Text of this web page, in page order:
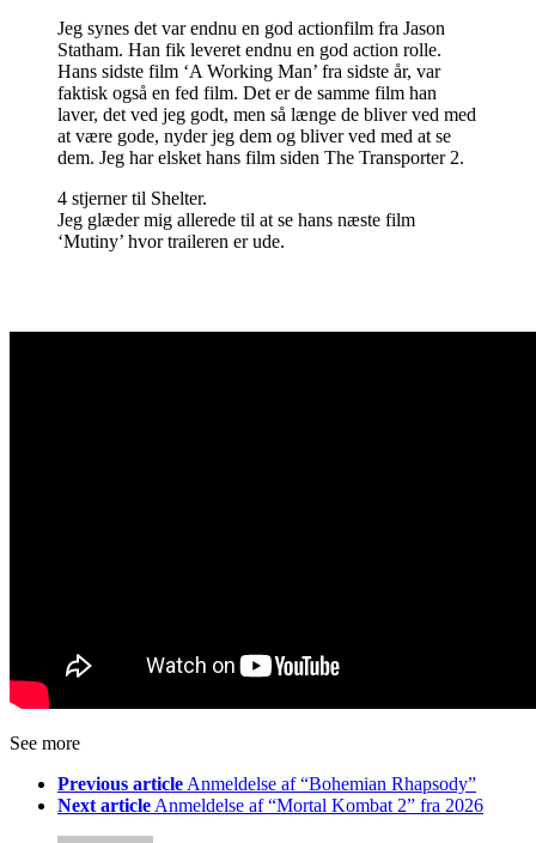
Jeg synes det var endnu en god actionfilm fra Jason
Statham. Han fik leveret endnu en god action rolle.
Hans sidste film ‘A Working Man’ fra sidste år, var
faktisk også en fed film. Det er de samme film han
laver, det ved jeg godt, men så længe de bliver ved med
at være gode, nyder jeg dem og bliver ved med at se
dem. Jeg har elsket hans film siden The Transporter 2.
4 stjerner til Shelter.
Jeg glæder mig allerede til at se hans næste film
‘Mutiny’ hvor traileren er ude.
See more
Previous article Anmeldelse af “Bohemian Rhapsody”
Next article Anmeldelse af “Mortal Kombat 2” fra 2026